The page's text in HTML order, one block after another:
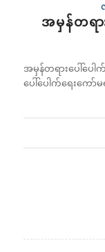
အမှန်တရား
အမှန်တရားပေါ်ပေ
ပေါ်ပေါက်ရေးကေ